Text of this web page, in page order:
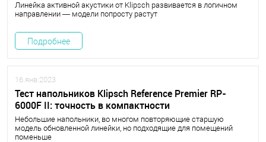
Линейка активной акустики от Klipsch развивается в логичном
направлении — модели попросту растут
Подробнее
16.янв.2023
Тест напольников Klipsch Reference Premier RP-
6000F II: точность в компактности
Небольшие напольники, во многом повторяющие старшую
модель обновленной линейки, но подходящие для помещений
поменьше